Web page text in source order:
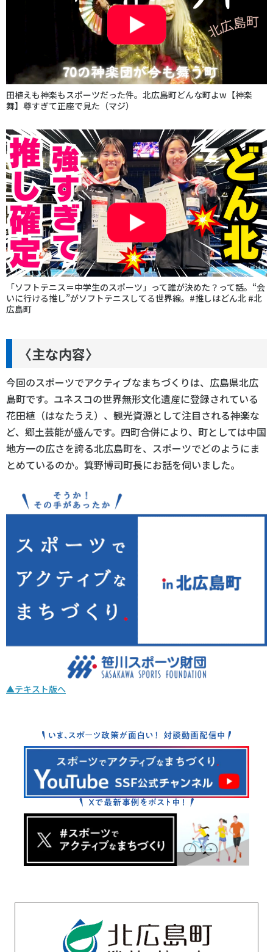
田植えも神楽もスポーツだった件。北広島町どんな町よw【神楽
舞】尊すぎて正座で見た（マジ）
「ソフトテニス＝中学生のスポーツ」って誰が決めた？って話。“会
いに行ける推し”がソフトテニスしてる世界線。#推しはどん北 #北
広島町
〈主な内容〉
今回のスポーツでアクティブなまちづくりは、広島県北広
島町です。ユネスコの世界無形文化遺産に登録されている
花田植（はなたうえ）、観光資源として注目される神楽な
ど、郷土芸能が盛んです。四町合併により、町としては中国
地方一の広さを誇る北広島町を、スポーツでどのようにま
とめているのか。箕野博司町長にお話を伺いました。
▲テキスト版へ